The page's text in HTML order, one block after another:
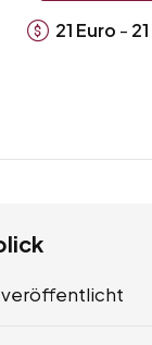
21 Euro - 21
veröffentlicht